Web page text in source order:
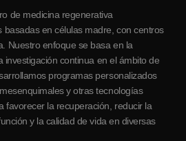
de medicina regenerativa
basadas en células madre, con centros
Nuestro enfoque se basa en la
investigación continua en el ámbito de
programas personalizados
y otras tecnologías
favorecer la recuperación, reducir la
y la calidad de vida en diversas